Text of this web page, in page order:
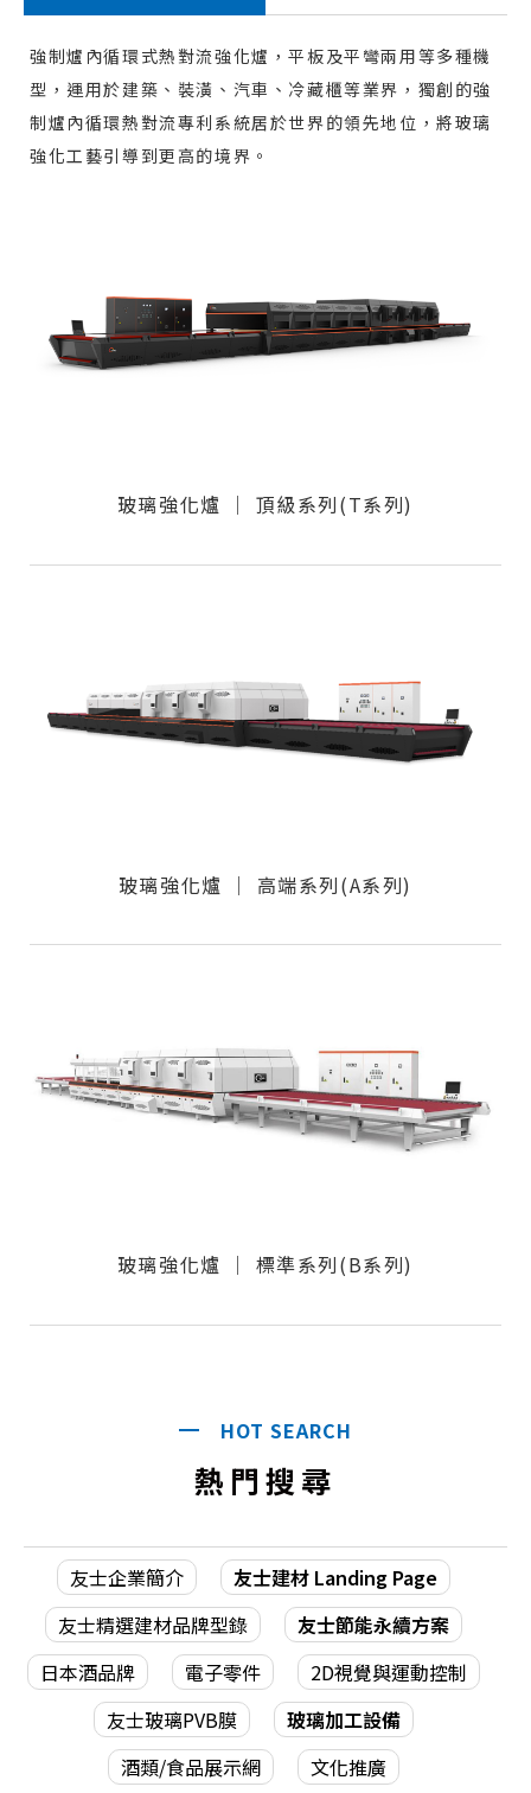
強制爐內循環式熱對流強化爐，平板及平彎兩用等多種機
型，運用於建築、裝潢、汽車、冷藏櫃等業界，獨創的強
制爐內循環熱對流專利系統居於世界的領先地位，將玻璃
強化工藝引導到更高的境界。
玻璃強化爐 │ 頂級系列(T系列)
玻璃強化爐 │ 高端系列(A系列)
玻璃強化爐 │ 標準系列(B系列)
HOT SEARCH
熱門搜尋
友士企業簡介
友士建材 Landing Page
友士精選建材品牌型錄
友士節能永續方案
日本酒品牌
電子零件
2D視覺與運動控制
友士玻璃PVB膜
玻璃加工設備
酒類/食品展示網
文化推廣